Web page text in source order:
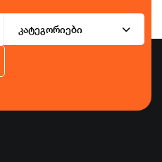
კატეგორიები